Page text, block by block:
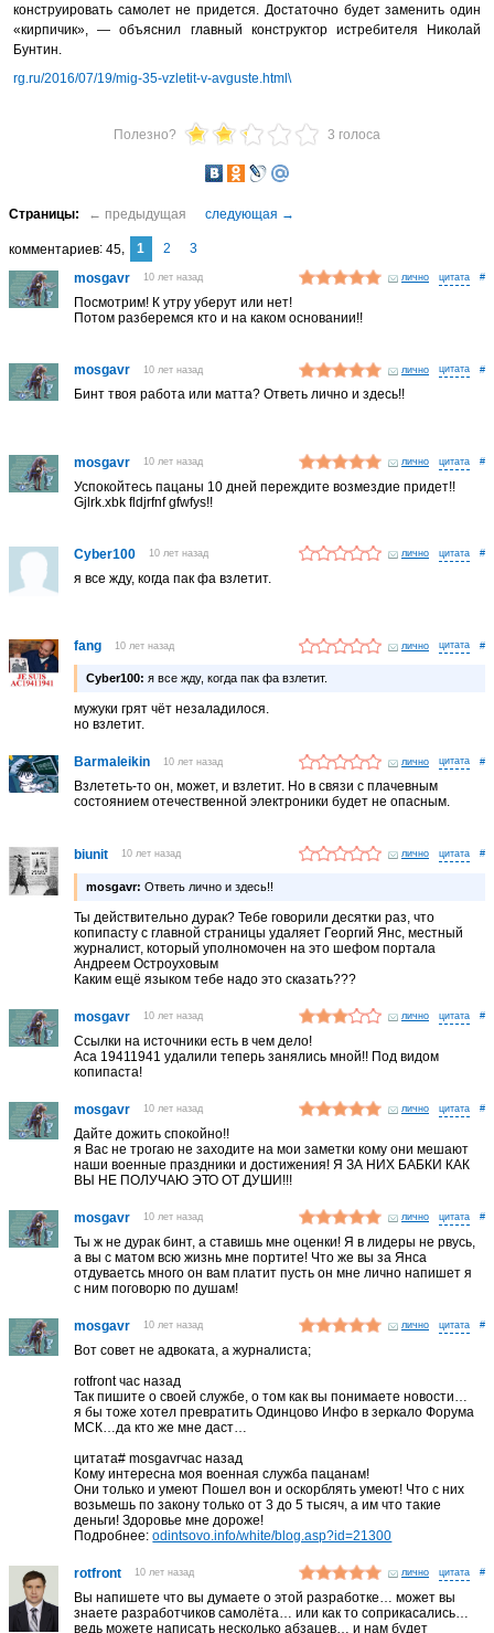
конструировать самолет не придется. Достаточно будет заменить один
«кирпичик», — объяснил главный конструктор истребителя Николай
Бунтин.
rg.ru/2016/07/19/mig-35-vzletit-v-avguste.html\
Полезно? 3 голоса
комментариев 45 1 2
3
mosgavr
10 лет назад лично #
Посмотрим! К утру уберут или нет!
Потом разберемся кто и на каком основании!!
mosgavr 10 лет назад лично #
Бинт твоя работа или матта? Ответь лично и здесь!!
mosgavr 10 лет назад лично #
Успокойтесь пацаны 10 дней переждите возмездие придет!!
Gjlrk.xbk fldjrfnf gfwfys!!
Cyber100 10 лет назад лично #
я все жду, когда пак фа взлетит.
fang 10 лет назад лично #
Cyber100: я все жду, когда пак фа взлетит.
мужуки грят чёт незаладилося.
но взлетит.
Barmaleikin 10 лет назад лично #
Взлететь-то он, может, и взлетит. Но в связи с плачевным
состоянием отечественной электроники будет не опасным.
biunit 10 лет назад лично #
mosgavr: Ответь лично и здесь!!
Ты действительно дурак? Тебе говорили десятки раз, что
копипасту с главной страницы удаляет Георгий Янс, местный
журналист, который уполномочен на это шефом портала
Андреем Остроуховым
Каким ещё языком тебе надо это сказать???
mosgavr 10 лет назад лично #
Ссылки на источники есть в чем дело!
Аса 19411941 удалили теперь занялись мной!! Под видом
копипаста!
mosgavr 10 лет назад лично #
Дайте дожить спокойно!!
я Вас не трогаю не заходите на мои заметки кому они мешают
наши военные праздники и достижения! Я ЗА НИХ БАБКИ КАК
ВЫ НЕ ПОЛУЧАЮ ЭТО ОТ ДУШИ!!!
mosgavr 10 лет назад лично #
Ты ж не дурак бинт, а ставишь мне оценки! Я в лидеры не рвусь,
а вы с матом всю жизнь мне портите! Что же вы за Янса
отдуваетсь много он вам платит пусть он мне лично напишет я
с ним поговорю по душам!
mosgavr 10 лет назад лично #
Вот совет не адвоката, а журналиста;
rotfront час назад
Так пишите о своей службе, о том как вы понимаете новости…
я бы тоже хотел превратить Одинцово Инфо в зеркало Форума
МСК…да кто же мне даст…
цитата# mosgavrчас назад
Кому интересна моя военная служба пацанам!
Они только и умеют Пошел вон и оскорблять умеют! Что с них
возьмешь по закону только от 3 до 5 тысяч, а им что такие
деньги! Здоровье мне дороже!
Подробнее:odintsovo.info/white/blog.asp?id=21300
rotfront 10 лет назад лично #
Вы напишете что вы думаете о этой разработке… может вы
знаете разработчиков самолёта… или как то соприкасались…
ведь можете написать несколько абзацев… и нам будет